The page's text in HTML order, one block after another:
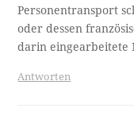
Personentransport
oder dessen
darin eingearbeitete
Antworten